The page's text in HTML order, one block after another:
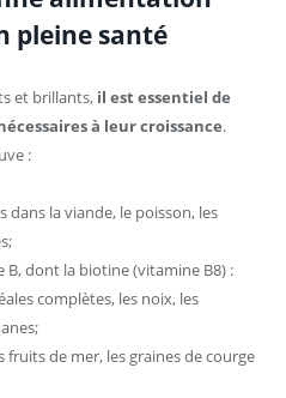
pleine santé
et brillants, il est essentiel de
à leur croissance.
:
dans la viande, le poisson, les
B, dont la biotine (vitamine B8) :
complètes, les noix, les
fruits de mer, les graines de courge